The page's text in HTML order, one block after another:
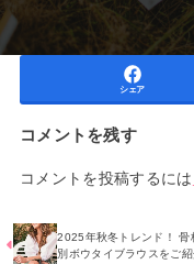
シェア
コメントを残す
コメントを投稿するには
2025年秋冬トレンド！ 骨
別ボウタイブラウスをご紹